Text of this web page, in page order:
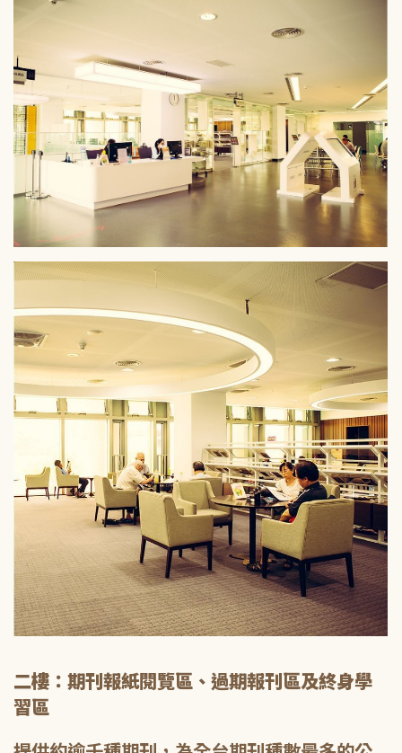
二樓：期刊報紙閱覽區、過期報刊區及終身學
習區